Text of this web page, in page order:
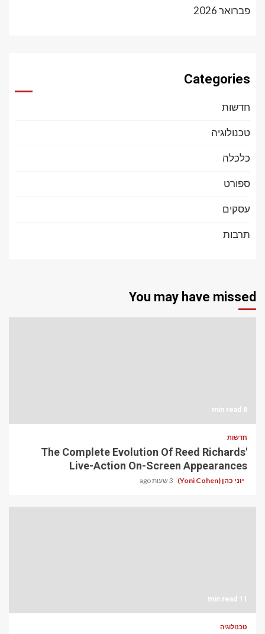
פברואר 2026
Categories
חדשות
טכנולוגיה
כלכלה
ספורט
עסקים
תרבות
You may have missed
8 min read
חדשות
The Complete Evolution Of Reed Richards'
Live-Action On-Screen Appearances
יוני כהן (Yoni Cohen) 3 שעות ago
11 min read
טכנולוגיה